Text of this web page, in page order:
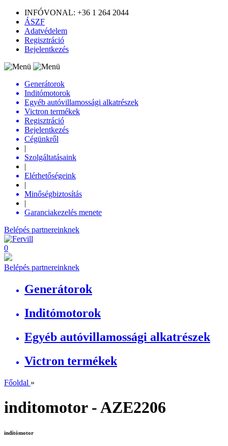
INFÓVONAL: +36 1 264 2044
ÁSZF
Adatvédelem
Regisztráció
Bejelentkezés
Generátorok
Inditómotorok
Egyéb autóvillamossági alkatrészek
Victron termékek
Regisztráció
Bejelentkezés
Cégünkről
|
Szolgáltatásaink
|
Elérhetőségeink
|
Minőségbiztosítás
|
Garanciakezelés menete
Belépés partnereinknek
0
Belépés partnereinknek
Generátorok
Inditómotorok
Egyéb autóvillamossági alkatrészek
Victron termékek
Főoldal »
inditomotor - AZE2206
indítómotor